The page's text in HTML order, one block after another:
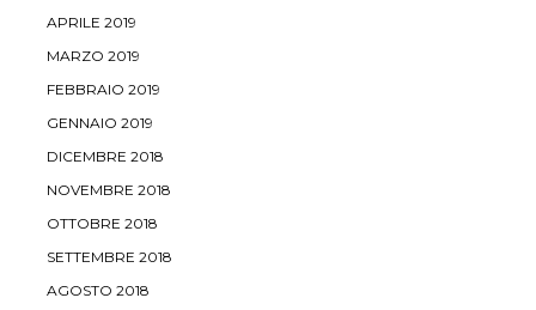
APRILE 2019
MARZO 2019
FEBBRAIO 2019
GENNAIO 2019
DICEMBRE 2018
NOVEMBRE 2018
OTTOBRE 2018
SETTEMBRE 2018
AGOSTO 2018